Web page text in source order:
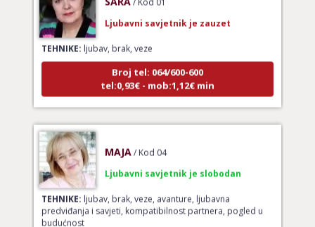
TEHNIKE:ljubav, brak, veze
Broj tel: 064/600-600
tel:0,93€ - mob:1,12€ min
Ljubavni savjetnik je slobodan
TEHNIKE:ljubav, brak, veze, avanture, ljubavna
predviđanja i savjeti, kompatibilnost partnera, pogled u
budućnost